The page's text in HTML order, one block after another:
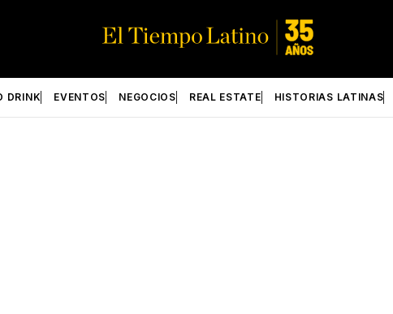
DRINK EVENTOS NEGOCIOS REAL ESTATE HISTORIAS LATINAS